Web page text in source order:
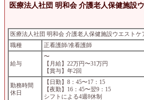
医療法人社団 明和会 介護老人保健施設
医療法人社団 明和会 介護老人保健施設ウエストケ
職種
正看護師/准看護師
給与
〜
【月給】22万円〜31万円
【賞与】年2回
勤務時間
休日
【日勤】8：45〜17：15
【夜勤】16：45〜翌9：15
シフトによる4週8休制